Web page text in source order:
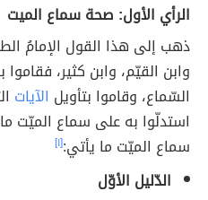
الرأي الأول: صحة سماع الميت
ذهب إلى هذا القول الإمامُ
وابن القيّم، وابن كثير، فقاموا
السّماع، وقاموا بتأويل الآيات
استدلّوا به على سماع الميّت
سماع الميّت ما يأتي:[١]
الدّليل الأوّل